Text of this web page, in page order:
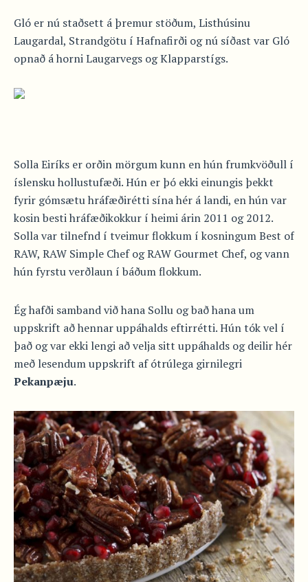
Gló er nú staðsett á þremur stöðum, Listhúsinu
Laugardal, Strandgötu í Hafnafirði og nú síðast var Gló
opnað á horni Laugarvegs og Klapparstígs.
Solla Eiríks er orðin mörgum kunn en hún frumkvöðull í
íslensku hollustufæði. Hún er þó ekki einungis þekkt
fyrir gómsætu hráfæðirétti sína hér á landi, en hún var
kosin besti hráfæðikokkur í heimi árin 2011 og 2012.
Solla var tilnefnd í tveimur flokkum í kosningum Best of
RAW, RAW Simple Chef og RAW Gourmet Chef, og vann
hún fyrstu verðlaun í báðum flokkum.
Ég hafði samband við hana Sollu og bað hana um
uppskrift að hennar uppáhalds eftirrétti. Hún tók vel í
það og var ekki lengi að velja sitt uppáhalds og deilir hér
með lesendum uppskrift af ótrúlega girnilegri
Pekanpæju.